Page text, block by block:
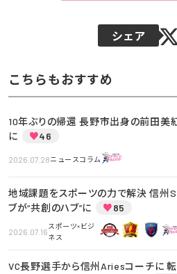
シェア
こちらもおすすめ
10年ぶりの帰還 長野市出身の前田美
に
♥46
2026.07.28ニュースコラム
地域課題をスポーツの力で解決 信州
ブが“共創のハブ”に
♥85
2026.07.16
スポーツ×ビジ
ネス
VC長野選手から信州Ariesコーチに